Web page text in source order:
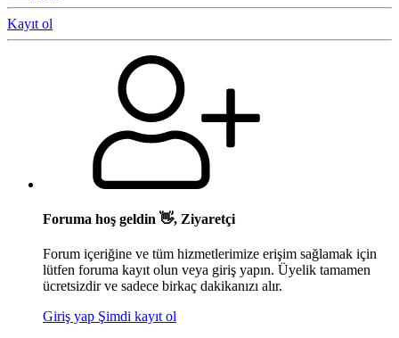
Kayıt ol
Foruma hoş geldin 👋, Ziyaretçi
Forum içeriğine ve tüm hizmetlerimize erişim sağlamak için
lütfen foruma kayıt olun veya giriş yapın. Üyelik tamamen
ücretsizdir ve sadece birkaç dakikanızı alır.
Giriş yap Şimdi kayıt ol